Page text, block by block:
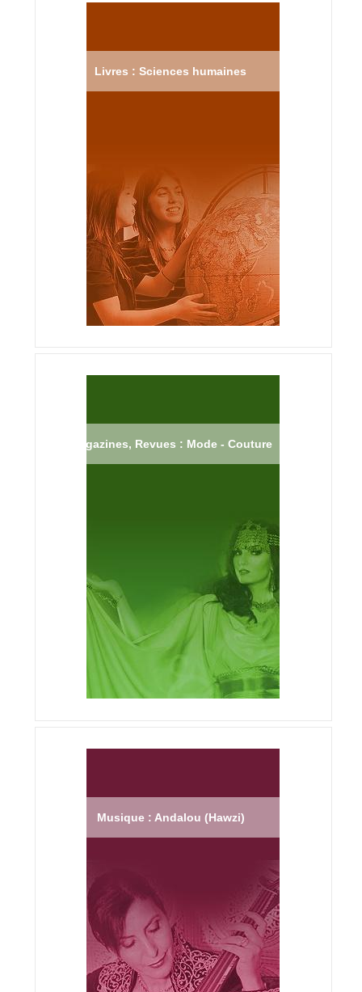
Livres : Sciences humaines
Magazines, Revues : Mode - Couture
Musique : Andalou (Hawzi)